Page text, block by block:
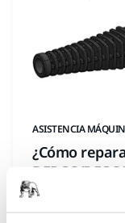
ASISTENCIA
¿Cómo
DEROS/